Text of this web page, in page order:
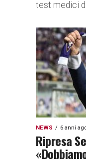
test medici
NEWS 6 anni
Ripresa